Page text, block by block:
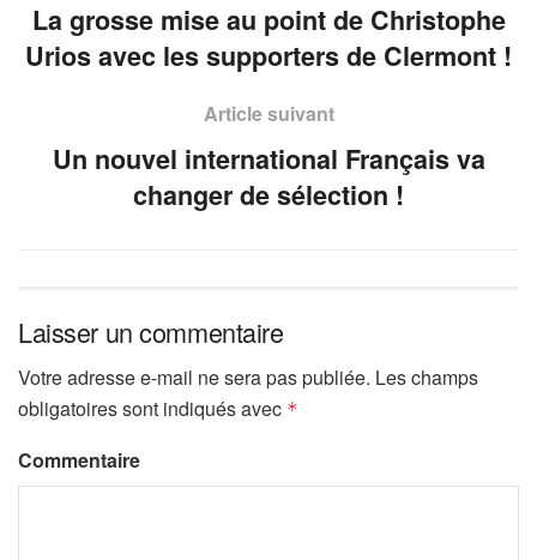
La grosse mise au point de Christophe
Urios avec les supporters de Clermont !
Article suivant
Un nouvel international Français va
changer de sélection !
Laisser un commentaire
Votre adresse e-mail ne sera pas publiée. Les champs
obligatoires sont indiqués avec *
Commentaire